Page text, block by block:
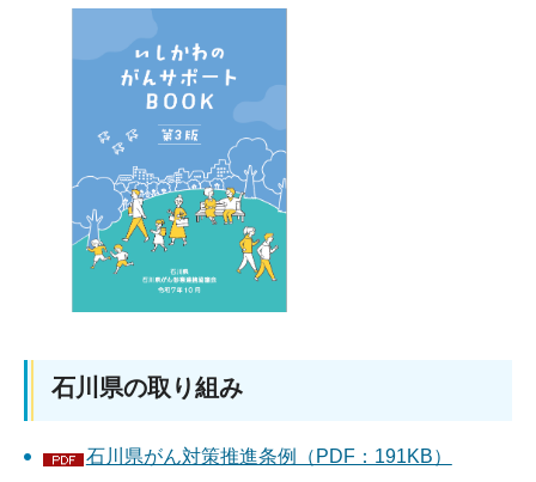
石川県の取り組み
石川県がん対策推進条例（PDF：191KB）